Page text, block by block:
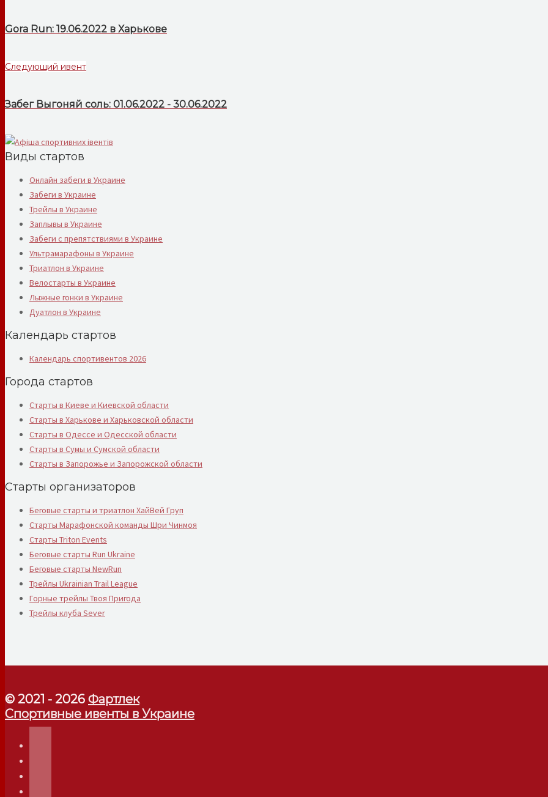
Gora Run: 19.06.2022 в Харькове
Следующий ивент
Забег Выгоняй соль: 01.06.2022 - 30.06.2022
Виды стартов
Онлайн забеги в Украине
Забеги в Украине
Трейлы в Украине
Заплывы в Украине
Забеги с препятствиями в Украине
Ультрамарафоны в Украине
Триатлон в Украине
Велостарты в Украине
Лыжные гонки в Украине
Дуатлон в Украине
Календарь стартов
Календарь спортивентов 2026
Города стартов
Старты в Киеве и Киевской области
Старты в Харькове и Харьковской области
Старты в Одессе и Одесской области
Старты в Сумы и Сумской области
Старты в Запорожье и Запорожской области
Старты организаторов
Беговые старты и триатлон ХайВей Груп
Старты Марафонской команды Шри Чинмоя
Старты Triton Events
Беговые старты Run Ukraine
Беговые старты NewRun
Трейлы Ukrainian Trail League
Горные трейлы Твоя Пригода
Трейлы клуба Sever
© 2021 - 2026 Фартлек
Спортивные ивенты в Украине